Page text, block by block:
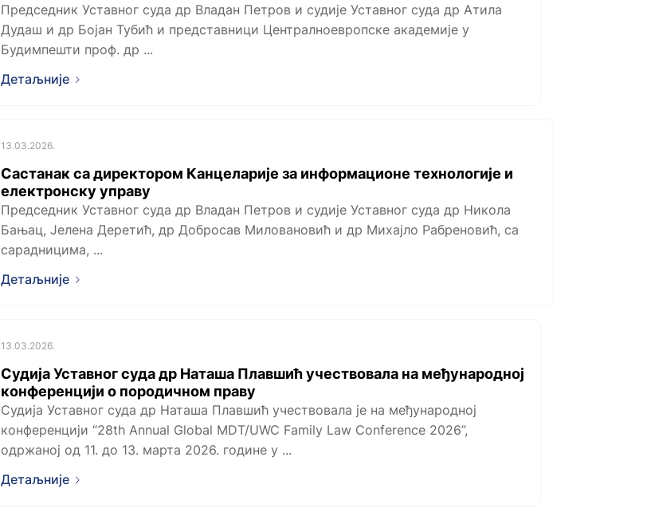
Председник Уставног суда др Владан Петров и судије Уставног суда др Атила
Дудаш и др Бојан Тубић и представници Централноевропске академије у
Будимпешти проф. др ...
Детаљније
13.03.2026.
Састанак са директором Канцеларије за информационе технологије и
електронску управу
Председник Уставног суда др Владан Петров и судије Уставног суда др Никола
Бањац, Јелена Деретић, др Добросав Миловановић и др Михајло Рабреновић, са
сарадницима, ...
Детаљније
13.03.2026.
Судија Уставног суда др Наташа Плавшић учествовала на међународној
конференцији о породичном праву
Судија Уставног суда др Наташа Плавшић учествовала је на међународној
конференцији “28th Annual Global MDT/UWC Family Law Conference 2026”,
одржаној од 11. до 13. марта 2026. године у ...
Детаљније